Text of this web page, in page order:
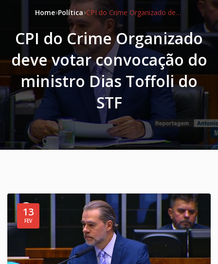
Home Política CPI do Crime Organizado deve votar convocação do ministro Dias Toffoli do STF
CPI do Crime Organizado
deve votar convocação do
ministro Dias Toffoli do
STF
13
FEV